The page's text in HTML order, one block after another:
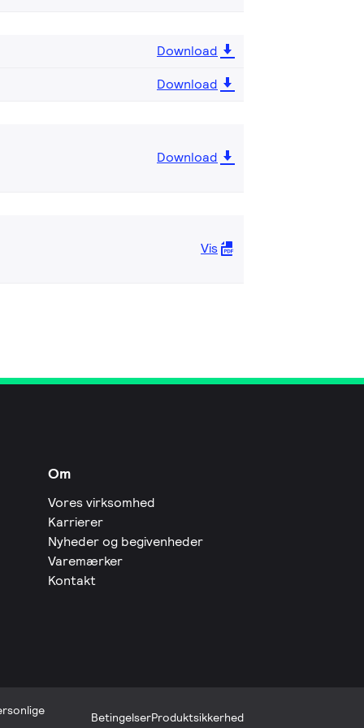
Download
Download
Download
Vis
Om
Vores virksomhed
Karrierer
Nyheder og begivenheder
Varemærker
Kontakt
BetingelserProduktsikkerhed